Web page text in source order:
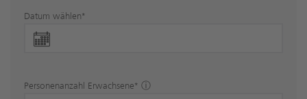
Datum wählen*
Personenanzahl Erwachsene*